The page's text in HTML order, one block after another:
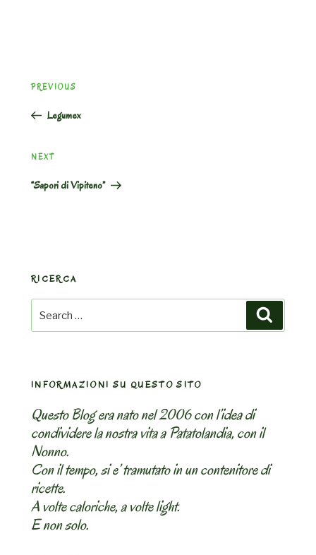
navigation
Previous
PREVIOUS
Legumex
Next
NEXT
“Sapori di Vipiteno”
RICERCA
Search
for:
INFORMAZIONI SU QUESTO SITO
Questo Blog era nato nel 2006 con l’idea di
condividere la nostra vita a Patatolandia, con il
Nonno.
Con il tempo, si e’ tramutato in un contenitore di
ricette.
A volte caloriche, a volte light.
E non solo.